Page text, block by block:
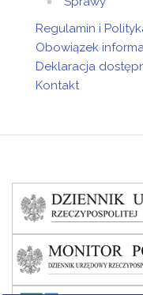
Regulamin i
Obowiązek
Deklaracja
Kontakt